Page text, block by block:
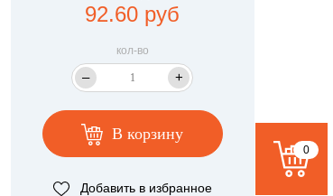
92.60 руб
кол-во
– +
В корзину
Добавить в избранное
0